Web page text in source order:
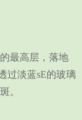
最高层，落地
过淡蓝sE的玻璃
。